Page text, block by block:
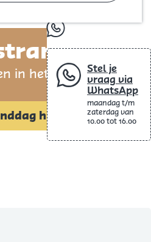
whatsapp
Stel je
vraag via
WhatsApp
maandag t/m
zaterdag van
10.00 tot 16.00
in het zand
hier